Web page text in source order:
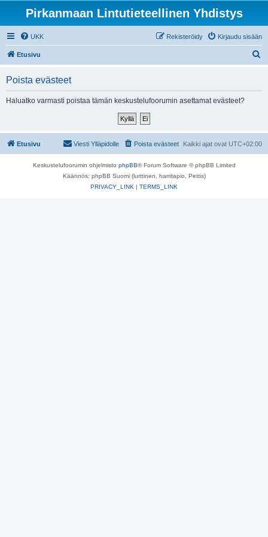
Pirkanmaan Lintutieteellinen Yhdistys
UKK Kirjaudu sisään
Rekisteröidy
Etusivu
Poista evästeet
Haluatko varmasti poistaa tämän keskustelufoorumin asettamat evästeet?
Etusivu Kaikki ajat ovat UTC+02:00
Poista evästeet
Viesti Ylläpidolle
Keskustelufoorumin ohjelmisto phpBB® Forum Software © phpBB Limited
Käännös: phpBB Suomi (lurttinen, harritapio, Pettis)
PRIVACY_LINK | TERMS_LINK